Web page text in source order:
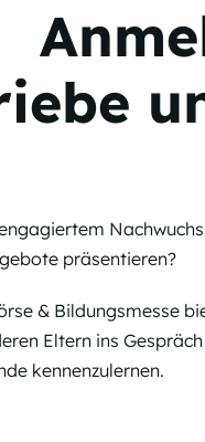
präsentieren?
& Bildungsmesse
Eltern ins
kennenzulernen.